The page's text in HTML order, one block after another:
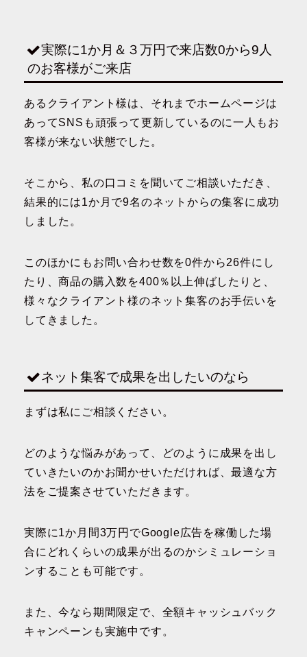
実際に1か月＆３万円で来店数0から9人
のお客様がご来店
あるクライアント様は、それまでホームページは
あってSNSも頑張って更新しているのに一人もお
客様が来ない状態でした。
そこから、私の口コミを聞いてご相談いただき、
結果的には1か月で9名のネットからの集客に成功
しました。
このほかにもお問い合わせ数を0件から26件にし
たり、商品の購入数を400％以上伸ばしたりと、
様々なクライアント様のネット集客のお手伝いを
してきました。
ネット集客で成果を出したいのなら
まずは私にご相談ください。
どのような悩みがあって、どのように成果を出し
ていきたいのかお聞かせいただければ、最適な方
法をご提案させていただきます。
実際に1か月間3万円でGoogle広告を稼働した場
合にどれくらいの成果が出るのかシミュレーショ
ンすることも可能です。
また、今なら期間限定で、全額キャッシュバック
キャンペーンも実施中です。